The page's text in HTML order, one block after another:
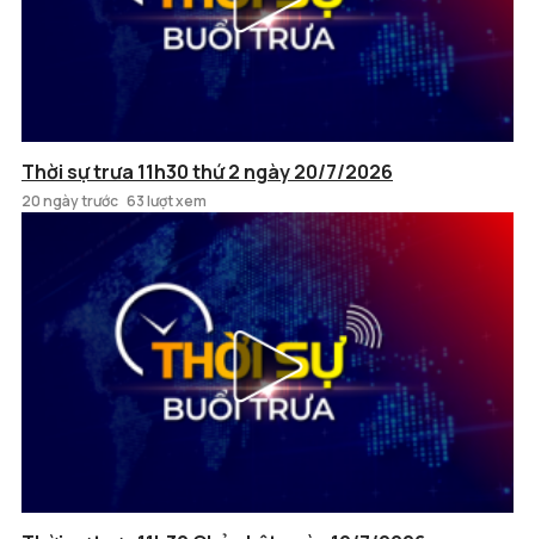
Thời sự trưa 11h30 thứ 2 ngày 20/7/2026
20 ngày trước 63 lượt xem